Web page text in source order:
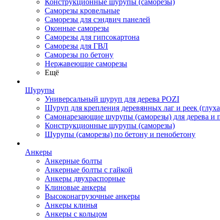
Конструкционные шурупы (саморезы)
Саморезы кровельные
Саморезы для сэндвич панелей
Оконные саморезы
Саморезы для гипсокартона
Саморезы для ГВЛ
Саморезы по бетону
Нержавеющие саморезы
Ещё
Шурупы
Универсальный шуруп для дерева POZI
Шуруп для крепления деревянных лаг и реек
Самонарезающие шурупы (саморезы) для дерева и
Конструкционные шурупы (саморезы)
Шурупы (саморезы) по бетону и пенобетону
Анкеры
Анкерные болты
Анкерные болты с гайкой
Анкеры двухраспорные
Клиновые анкеры
Высоконагрузочные анкеры
Анкеры клинья
Анкеры с кольцом